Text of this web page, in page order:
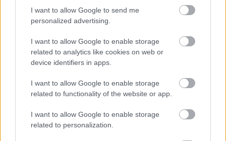
I want to allow Google to send me
personalized advertising.
I want to allow Google to enable storage
related to analytics like cookies on web or
device identifiers in apps.
I want to allow Google to enable storage
related to functionality of the website or app.
I want to allow Google to enable storage
related to personalization.
numurzīme redzama
attēlā? Tikai retais šajā
Šodien centies rīkoties